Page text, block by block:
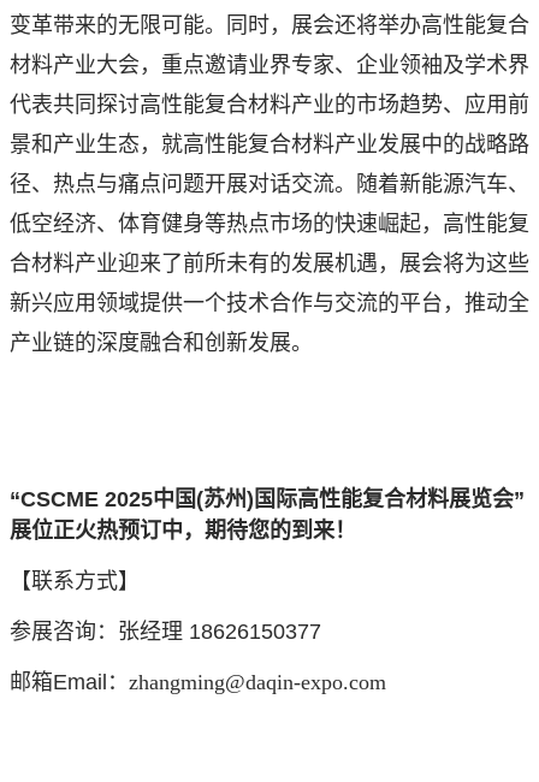
变革带来的无限可能。同时，展会还将举办高性能复合
材料产业大会，重点邀请业界专家、企业领袖及学术界
代表共同探讨高性能复合材料产业的市场趋势、应用前
景和产业生态，就高性能复合材料产业发展中的战略路
径、热点与痛点问题开展对话交流。随着新能源汽车、
低空经济、体育健身等热点市场的快速崛起，高性能复
合材料产业迎来了前所未有的发展机遇，展会将为这些
新兴应用领域提供一个技术合作与交流的平台，推动全
产业链的深度融合和创新发展。
“CSCME 2025中国(苏州)国际高性能复合材料展览会”
展位正火热预订中，期待您的到来！
【联系方式】
参展咨询： 张经理 18626150377
邮箱Email： zhangming@daqin-expo.com